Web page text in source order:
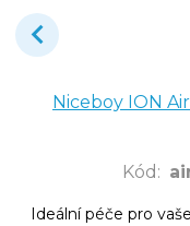
Niceboy ION
Kód :
Ideální péče pro